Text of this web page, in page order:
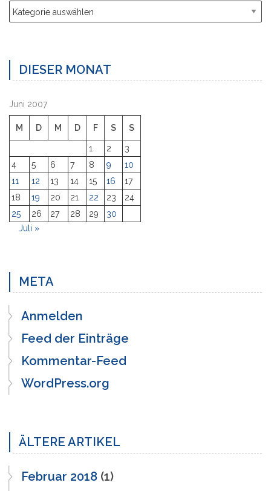
Kategorien
DIESER MONAT
Juni 2007
M D M D F S S
1 2
3
4
5 6 7 8 9
10
11
12 13 14 15 16
17
18
19 20 21 22 23
24
25
26 27 28 29
30
Juli »
META
Anmelden
Feed der Einträge
Kommentar-Feed
WordPress.org
ÄLTERE ARTIKEL
Februar 2018 (1)